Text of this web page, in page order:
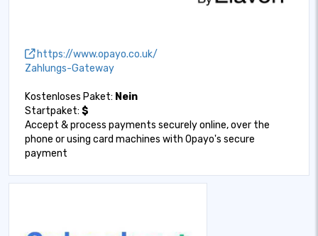
https://www.opayo.co.uk/
Zahlungs-Gateway
Kostenloses Paket: Nein
Startpaket: $
Accept & process payments securely online, over the
phone or using card machines with Opayo's secure
payment